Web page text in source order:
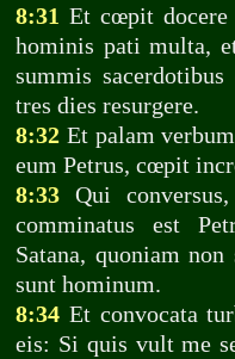
8:31 Et cœpit docere
hominis pati multa,
summis
tres dies resurgere.
8:32 Et palam
eum Petrus, cœpit
8:33 Qui
comminatus est
Satana, quoniam
sunt hominum.
8:34 Et convocata
eis: Si quis vult me